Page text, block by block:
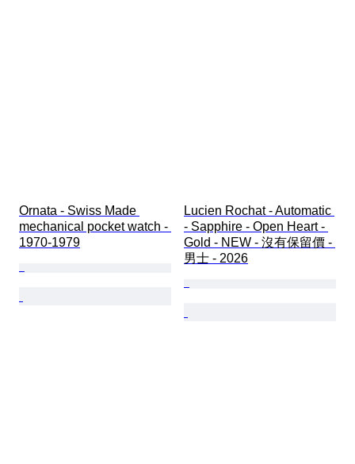
Ornata - Swiss Made
mechanical pocket watch -
1970-1979
Lucien Rochat - Automatic
- Sapphire - Open Heart -
Gold - NEW - 沒有保留價 -
男士 - 2026